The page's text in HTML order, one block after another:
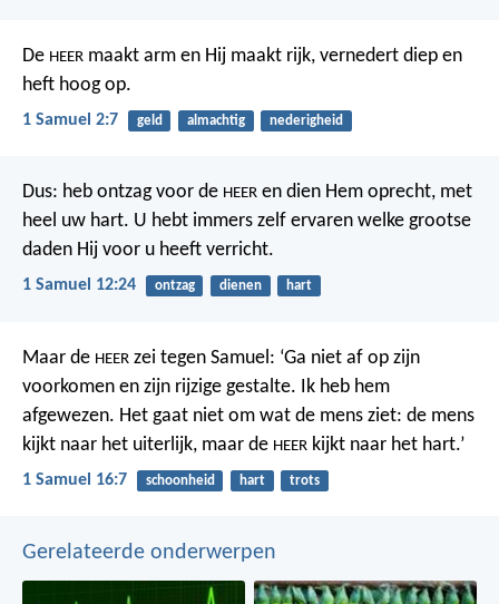
De HEER maakt arm en Hij maakt rijk, vernedert diep en
heft hoog op.
1 Samuel 2:7 geld almachtig nederigheid
Dus: heb ontzag voor de HEER en dien Hem oprecht, met
heel uw hart. U hebt immers zelf ervaren welke grootse
daden Hij voor u heeft verricht.
1 Samuel 12:24 ontzag dienen hart
Maar de HEER zei tegen Samuel: ‘Ga niet af op zijn
voorkomen en zijn rijzige gestalte. Ik heb hem
afgewezen. Het gaat niet om wat de mens ziet: de mens
kijkt naar het uiterlijk, maar de HEER kijkt naar het hart.’
1 Samuel 16:7 schoonheid hart trots
Gerelateerde onderwerpen